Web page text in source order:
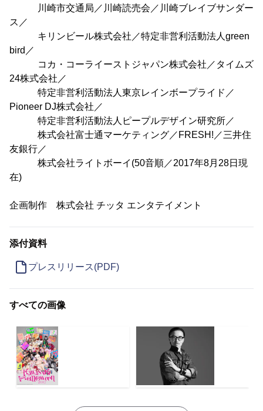
川崎市交通局／川崎読売会／川崎ブレイブサンダー
ス／
キリンビール株式会社／特定非営利活動法人green
bird／
コカ・コーライーストジャパン株式会社／タイムズ
24株式会社／
特定非営利活動法人東京レインボープライド／
Pioneer DJ株式会社／
特定非営利活動法人ピープルデザイン研究所／
株式会社富士通マーケティング／FRESH!／三井住
友銀行／
株式会社ライトボーイ(50音順／2017年8月28日現
在)
企画制作 株式会社 チッタ エンタテイメント
添付資料
プレスリリース(PDF)
すべての画像